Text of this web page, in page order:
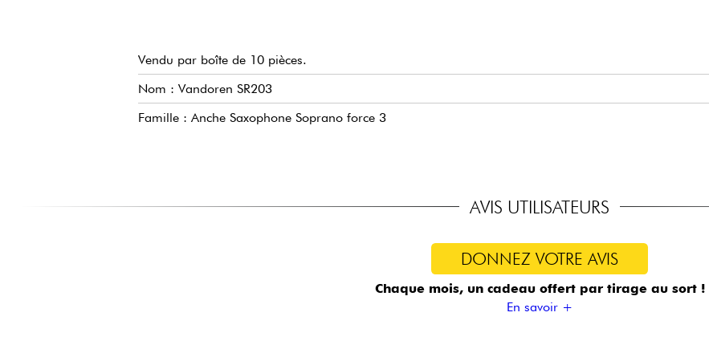
Vendu par boîte de 10 pièces.
Nom : Vandoren SR203
Famille : Anche Saxophone Soprano force 3
AVIS UTILISATEURS
DONNEZ VOTRE AVIS
Chaque mois, un cadeau offert par tirage au sort !
En savoir +